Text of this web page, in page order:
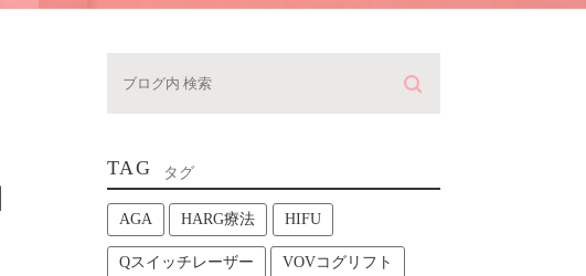
TAG タグ
AGA HARG療法 HIFU
Qスイッチレーザー VOVコグリフト